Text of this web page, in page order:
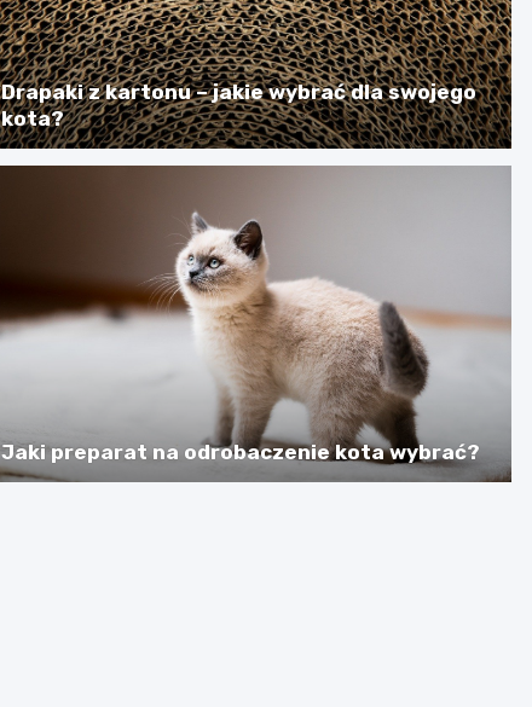
Drapaki z kartonu – jakie wybrać dla swojego
kota?
Jaki preparat na odrobaczenie kota wybrać?